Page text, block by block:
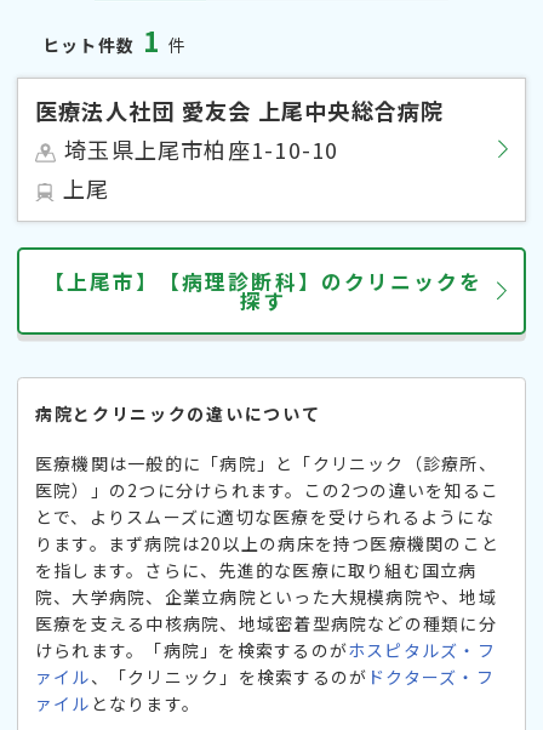
ヒット件数 1 件
医療法人社団 愛友会 上尾中央総合病院
埼玉県上尾市柏座1-10-10
上尾
【上尾市】【病理診断科】のクリニックを
探す
病院とクリニックの違いについて
医療機関は一般的に「病院」と「クリニック（診療所、
医院）」の2つに分けられます。この2つの違いを知るこ
とで、よりスムーズに適切な医療を受けられるようにな
ります。まず病院は20以上の病床を持つ医療機関のこと
を指します。さらに、先進的な医療に取り組む国立病
院、大学病院、企業立病院といった大規模病院や、地域
医療を支える中核病院、地域密着型病院などの種類に分
けられます。「病院」を検索するのがホスピタルズ・フ
ァイル、「クリニック」を検索するのが ドクターズ・フ
ァイル となります。